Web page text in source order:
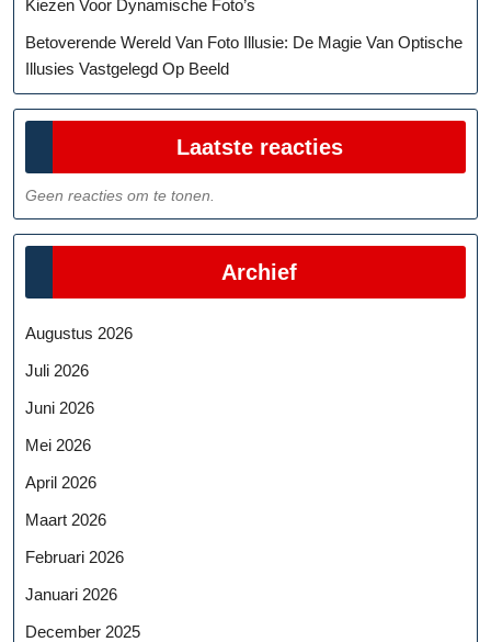
Kiezen Voor Dynamische Foto’s
Betoverende Wereld Van Foto Illusie: De Magie Van Optische
Illusies Vastgelegd Op Beeld
Laatste reacties
Geen reacties om te tonen.
Archief
Augustus 2026
Juli 2026
Juni 2026
Mei 2026
April 2026
Maart 2026
Februari 2026
Januari 2026
December 2025